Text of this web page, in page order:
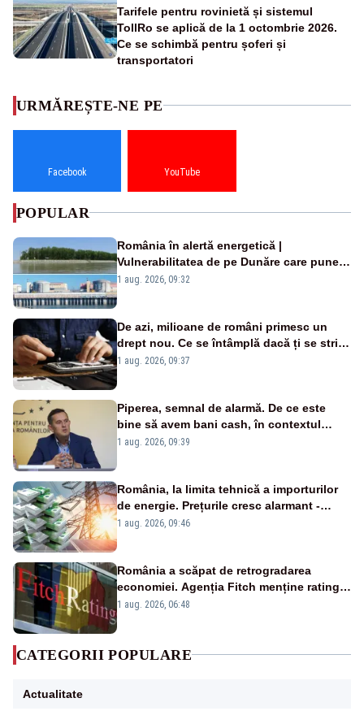
Tarifele pentru rovinietă și sistemul
TollRo se aplică de la 1 octombrie 2026.
Ce se schimbă pentru șoferi și
transportatori
URMĂREȘTE-NE PE
Facebook YouTube
POPULAR
România în alertă energetică |
Vulnerabilitatea de pe Dunăre care pune
în pericol Centrala Cernavodă era
1 aug. 2026, 09:32
De azi, milioane de români primesc un
drept nou. Ce se întâmplă dacă ți se strică
un produs
1 aug. 2026, 09:37
Piperea, semnal de alarmă. De ce este
bine să avem bani cash, în contextul
alertei energetice?
1 aug. 2026, 09:39
România, la limita tehnică a importurilor
de energie. Prețurile cresc alarmant -
Analiză Realitatea Plus
1 aug. 2026, 09:46
România a scăpat de retrogradarea
economiei. Agenția Fitch menține ratingul
„BBB-” cu perspectivă negativă
1 aug. 2026, 06:48
CATEGORII POPULARE
Actualitate